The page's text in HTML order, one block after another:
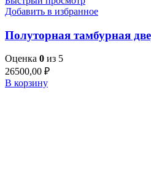
Добавить в избранное
Полуторная тамбурная
Оценка 0 из 5
26500,00 ₽
В корзину